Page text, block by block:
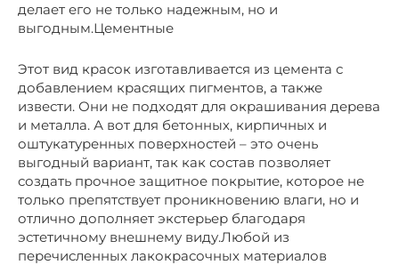
делает его не только надежным, но и
выгодным.Цементные
Этот вид красок изготавливается из цемента с
добавлением красящих пигментов, а также
извести. Они не подходят для окрашивания дерева
и металла. А вот для бетонных, кирпичных и
оштукатуренных поверхностей – это очень
выгодный вариант, так как состав позволяет
создать прочное защитное покрытие, которое не
только препятствует проникновению влаги, но и
отлично дополняет экстерьер благодаря
эстетичному внешнему виду.Любой из
перечисленных лакокрасочных материалов